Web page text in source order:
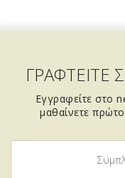
ΓΡΑΦΤΕΙΤΕ
Εγγραφείτε στο
μαθαίνετε